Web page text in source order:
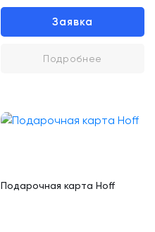
Заявка
Подробнее
Подарочная карта Hoff